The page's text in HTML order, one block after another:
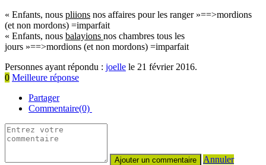
« Enfants, nous pliions nos affaires pour les ranger »==>mordions
(et non mordons) =imparfait
« Enfants, nous balayions nos chambres tous les
jours »==>mordions (et non mordons) =imparfait
Personnes ayant répondu : joelle le 21 février 2016.
0 Meilleure réponse
Partager
Commentaire(0)
Annuler